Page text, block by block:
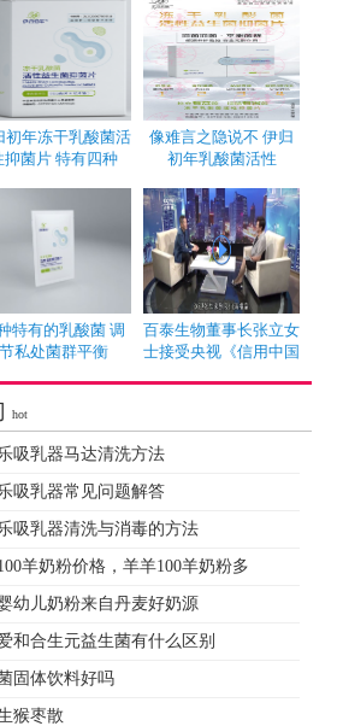
初年冻干乳酸菌活
抑菌片 特有四种
像难言之隐说不 伊归
初年乳酸菌活性
特有的乳酸菌 调
节私处菌群平衡
百泰生物董事长张立女
士接受央视《信用中国
hot
吸乳器马达清洗方法
吸乳器常见问题解答
吸乳器清洗与消毒的方法
羊奶粉价格，羊羊100羊奶粉多
幼儿奶粉来自丹麦好奶源
和合生元益生菌有什么区别
固体饮料好吗
猴枣散